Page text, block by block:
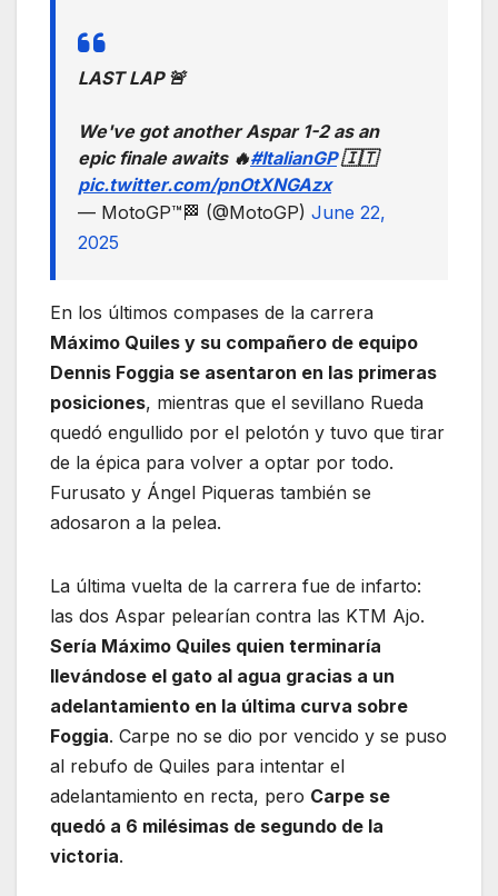
LAST LAP 🚨
We've got another Aspar 1-2 as an
epic finale awaits 🔥#ItalianGP🇮🇹
pic.twitter.com/pnOtXNGAzx
— MotoGP™🏁 (@MotoGP) June 22,
2025
En los últimos compases de la carrera
Máximo Quiles y su compañero de equipo
Dennis Foggia se asentaron en las primeras
posiciones, mientras que el sevillano Rueda
quedó engullido por el pelotón y tuvo que tirar
de la épica para volver a optar por todo.
Furusato y Ángel Piqueras también se
adosaron a la pelea.
La última vuelta de la carrera fue de infarto:
las dos Aspar pelearían contra las KTM Ajo.
Sería Máximo Quiles quien terminaría
llevándose el gato al agua gracias a un
adelantamiento en la última curva sobre
Foggia. Carpe no se dio por vencido y se puso
al rebufo de Quiles para intentar el
adelantamiento en recta, pero Carpe se
quedó a 6 milésimas de segundo de la
victoria.